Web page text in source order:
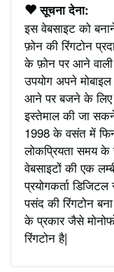
सूचना देना:
इस वेबसाइट को
फ़ोन की रिंगटोन
के फ़ोन पर आने
उपयोग अपने
आने पर बजने के लिए
इस्तेमाल की जा सकने
1998 के वसंत में
लोकप्रियता समय
वेबसाइटों की एक
प्रयोगकर्ता
पसंद की रिंगटोन
के प्रकार जैसे
रिंगटोन है|